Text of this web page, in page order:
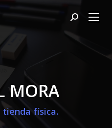
Buscar:
MORA
tienda física.